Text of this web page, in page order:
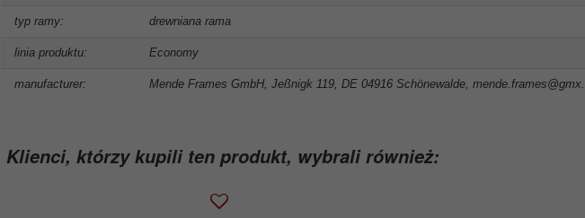
typ ramy: drewniana rama
linia produktu: Economy
manufacturer: Mende Frames GmbH, Jeßnigk 119, DE 04916 Schönewalde,
Klienci, którzy kupili ten produkt, wybrali również: